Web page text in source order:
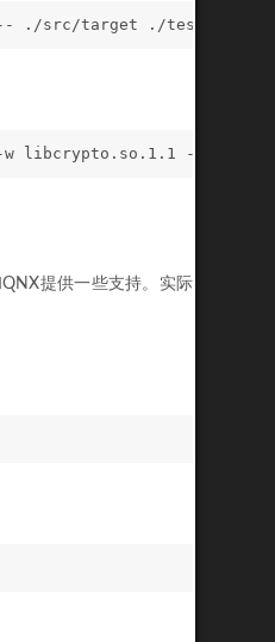
-- ./src/target ./testfile
-w libcrypto.so.1.1 -- ./
提供一些支持。实际